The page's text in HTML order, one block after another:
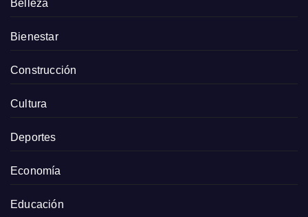
Belleza
Bienestar
Construcción
Cultura
Deportes
Economía
Educación